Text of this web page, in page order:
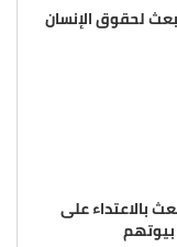
لحقوق الإنسان
بالاعتداء على